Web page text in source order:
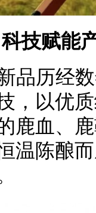
技赋能
品历经
，以优
鹿血、
温陈酿